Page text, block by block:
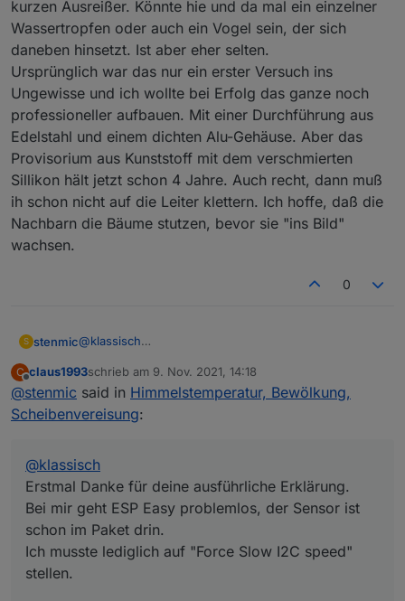
kurzen Ausreißer. Könnte hie und da mal ein einzelner
Wassertropfen oder auch ein Vogel sein, der sich
daneben hinsetzt. Ist aber eher selten.
Ursprünglich war das nur ein erster Versuch ins
Ungewisse und ich wollte bei Erfolg das ganze noch
professioneller aufbauen. Mit einer Durchführung aus
Edelstahl und einem dichten Alu-Gehäuse. Aber das
Provisorium aus Kunststoff mit dem verschmierten
Sillikon hält jetzt schon 4 Jahre. Auch recht, dann muß
ih schon nicht auf die Leiter klettern. Ich hoffe, daß die
Nachbarn die Bäume stutzen, bevor sie "ins Bild"
wachsen.
0
S stenmic@klassisch
Bei mir geht ESP Easy problemlos, der Sensor ist
schon im Paket drin.
Ich musste lediglich auf "Force Slow I2C speed"
C
Offline
claus1993schrieb am 9. Nov. 2021, 14:18
zuletzt editiert von
@stenmic said in Himmelstemperatur, Bewölkung,
Scheibenvereisung:
@klassisch
Erstmal Danke für deine ausführliche Erklärung.
Bei mir geht ESP Easy problemlos, der Sensor ist
schon im Paket drin.
Ich musste lediglich auf "Force Slow I2C speed"
stellen.